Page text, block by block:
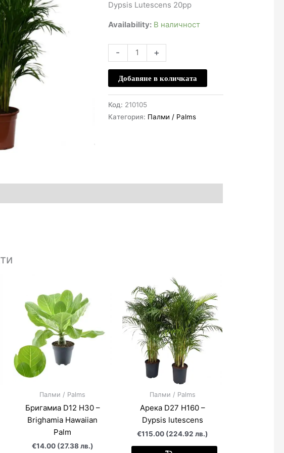
Dypsis Lutescens 20pp
Availability: В наличност
-
количество
за
Арека
D19
H85
-
Dypsis
+
Добавяне в количката
Код: 210105
Категория: Палми / Palms
Палми / Palms
Бригамиа D12 H30 –
Brighamia Hawaiian
Palm
€14.00 (27.38 лв.)
Палми / Palms
Арека D27 H160 –
Dypsis lutescens
€115.00 (224.92 лв.)